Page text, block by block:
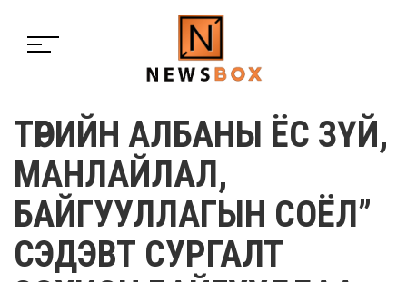
ТӨРИЙН АЛБАНЫ ЁС ЗҮЙ,
МАНЛАЙЛАЛ,
БАЙГУУЛЛАГЫН СОЁЛ”
СЭДЭВТ СУРГАЛТ